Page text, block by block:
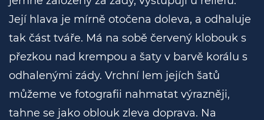
Její hlava je mírně otočena doleva, a odhaluje
tak část tváře. Má na sobě červený klobouk s
přezkou nad krempou a šaty v barvě korálu s
odhalenými zády. Vrchní lem jejích šatů
můžeme ve fotografii nahmatat výrazněji,
tahne se jako oblouk zleva doprava. Na